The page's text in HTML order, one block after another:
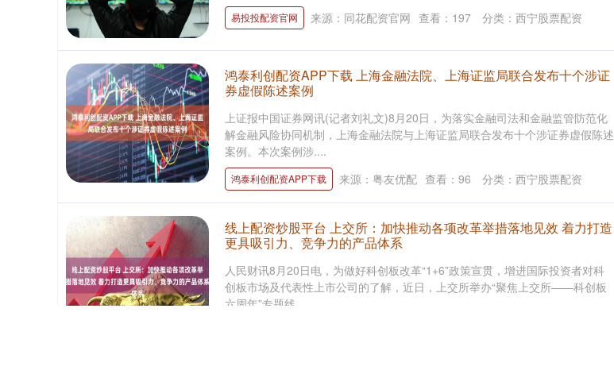
易投投配资官网 来源：同花配资官网 查看： 197 分类： 西宁股票配资
鸿泰利创配资APP下载 上海金融法院、上海证监局联合发布十个涉证
券虚假陈述案例
上证报中国证券网讯(记者刘礼文)8月20日，为落实金融司法和金融监管防范化
解金融风险协同机制，上海金融法院与上海证监局联合发布十个涉证券虚假陈述
案例。本次案例涉....
鸿泰利创配资APP下载 来源：粤友优配 查看： 96 分类： 西宁股票配资
线上配资炒股平台 上交所：加快推动各项改革举措落地见效 着力打造
更具吸引力、竞争力的产品体系
人民财讯8月20日电，为做好科创板改革“1+6”政策宣贯，增进国际投资者对科
创板市场及代表性上市公司的了解，近日，上交所举办“聚焦上交所——科创板
六周年”专题线....